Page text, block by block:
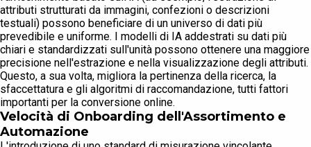
attributi strutturati da immagini, confezioni o descrizioni
testuali) possono beneficiare di un universo di dati più
prevedibile e uniforme. I modelli di IA addestrati su dati più
chiari e standardizzati sull'unità possono ottenere una maggiore
precisione nell'estrazione e nella visualizzazione degli attributi.
Questo, a sua volta, migliora la pertinenza della ricerca, la
sfaccettatura e gli algoritmi di raccomandazione, tutti fattori
importanti per la conversione online.
Velocità di Onboarding dell'Assortimento e
Automazione